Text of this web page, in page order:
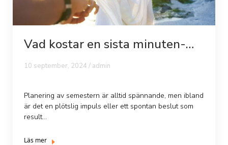
Vad kostar en sista minuten-
resa – utf...
10 september, 2024 / admin
Planering av semestern är alltid spännande, men ibland
är det en plötslig impuls eller ett spontan beslut som
result...
Läs mer